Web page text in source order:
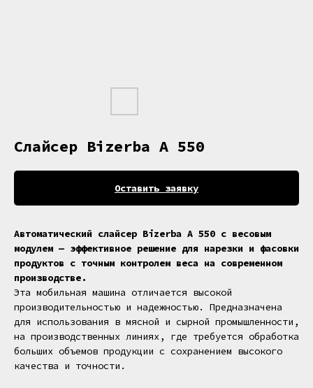
Слайсер Bizerba A 550
Оставить заявку
Автоматический слайсер Bizerba A 550 с весовым
модулем — эффективное решение для нарезки и фасовки
продуктов с точным контролем веса на современном
производстве.
Эта мобильная машина отличается высокой
производительностью и надежностью. Предназначена
для использования в мясной и сырной промышленности,
на производственных линиях, где требуется обработка
больших объемов продукции с сохранением высокого
качества и точности.